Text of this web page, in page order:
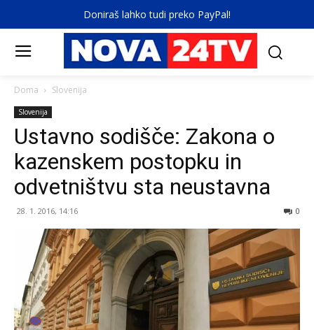
Doniraš lahko tudi preko PayPal!
Doma Slovenija
Slovenija
Ustavno sodišče: Zakona o
kazenskem postopku in
odvetništvu sta neustavna
28. 1. 2016, 14:16 0